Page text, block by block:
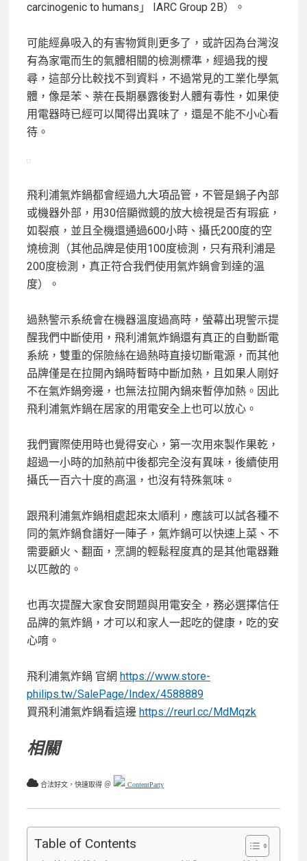
carcinogenic to humans」 IARC Group 2B）。
可能經鼻吸入的有害物質則更多了，或許因為台灣沒
有為家電而生的氣體相關的檢測標準，經過我的搜
尋，這部分比較找不到資料，不過常見的工業化學氣
體，像是苯、萘在長期暴露後對人體有毒性，如果使
用電器時已經可以聞得出異味了，還是不能不小心看
待。
飛利浦氣炸鍋都會經過九大項品管，不管是鍋子內部
或機器外部，用30倍顯微鏡的放大檢視是否有瑕疵，
如裂痕，並且全機還通過600小時、攝氏200度的空
燒檢測（其他品牌是使用100度檢測，只有飛利浦是
200度檢測，真正符合我們使用氣炸鍋會到達的溫
度）。
過熱警示系統會在機器溫度過高時，螢幕出現警示提
醒我們中斷使用，飛利浦氣炸鍋還有真正的自動斷電
系統，雙重的保險絲在過熱時直接切斷電源，而其他
品牌僅是在拉開內鍋時暫時中斷加熱，且如果人剛好
不在氣炸鍋旁邊，也無法拉開內鍋來暫停加熱。因此
飛利浦氣炸鍋在居家的用電安全上也可以放心。
我們實際使用時也覺得安心，第一次用來製作果乾，
超過一小時的加熱前中後都完全沒有異味，後續使用
攝氏一百六十度的高溫，也沒有特殊氣味。
跟飛利浦氣炸鍋相處起來太順利，應該可以試各種不
同的氣炸鍋食譜好一陣子，氣炸鍋可以快速上菜、不
需要顧火、翻面，烹調的輕鬆程度真的是其他電器難
以匹敵的。
也再次提醒大家食安問題與用電安全，務必選擇信任
品牌的氣炸鍋，才可以和家人一起吃的健康，吃的安
心唷。
飛利浦氣炸鍋 官網 https://www.store-
philips.tw/SalePage/Index/4588889
買飛利浦氣炸鍋看這邊 https://reurl.cc/MdMqzk
相關
合法好文，快速取得 ＠ ContentParty
Table of Contents